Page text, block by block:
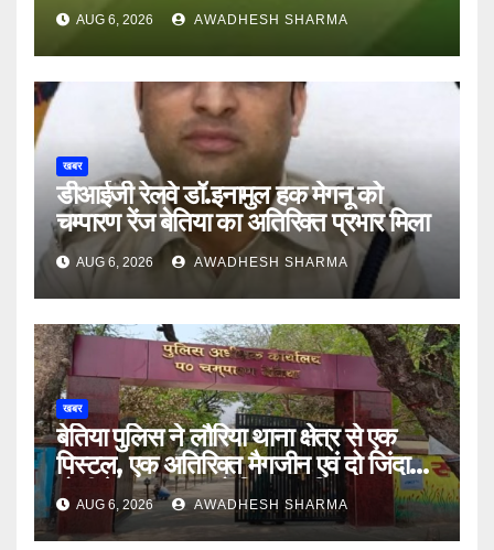
अन्य हैं मौन
AUG 6, 2026 AWADHESH SHARMA
खबर
डीआईजी रेलवे डॉ.इनामुल हक मेगनू को
चम्पारण रेंज बेतिया का अतिरिक्त प्रभार मिला
AUG 6, 2026 AWADHESH SHARMA
खबर
बेतिया पुलिस ने लौरिया थाना क्षेत्र से एक
पिस्टल, एक अतिरिक्त मैगजीन एवं दो जिंदा
गोली के साथ एक को गिरफ्तार दिया
AUG 6, 2026 AWADHESH SHARMA